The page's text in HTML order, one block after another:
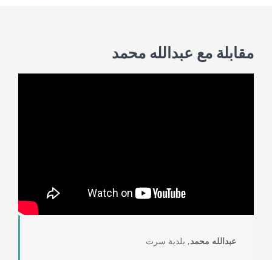
مقابلة مع عبدالله محمد
عبدالله محمد, بلدية سرت